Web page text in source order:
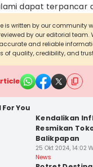
dapat terpancar
is written by our community
by our editorial team.
and reliable
of quality, credibility, and
You
Kendalikan
Resmikan
Balikpapan
25 Okt 2024, 14:02
News